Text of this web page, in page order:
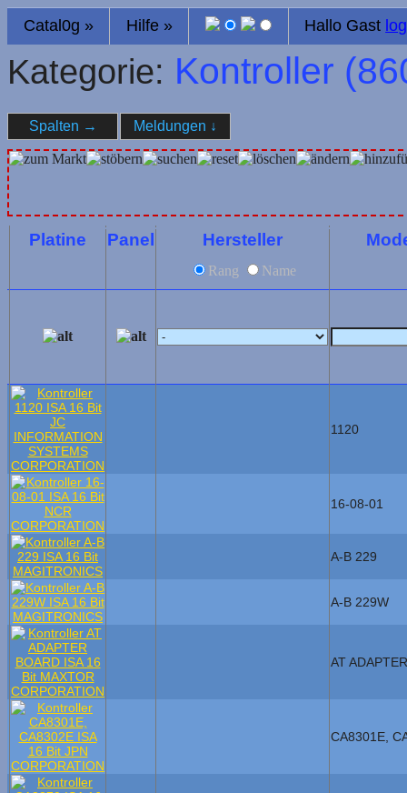
Catal0g » Hilfe» Hallo Gast
Kategorie: Kontroller (
Spalten → Meldungen ↓
Platine Panel Hersteller
Rang Name
1120
16-08-01
A-B 229
A-B 229W
AT
CA8301E,